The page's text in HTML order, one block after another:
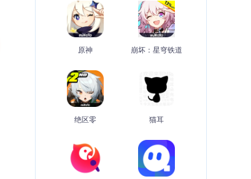
原神 崩坏：星穹铁道
绝区零 猫耳